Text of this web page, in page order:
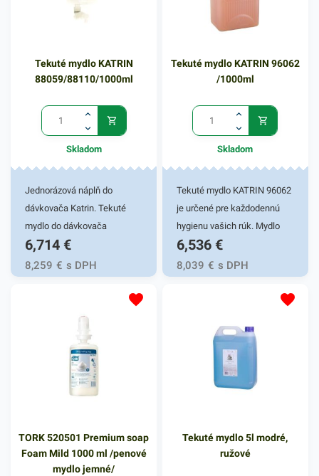
Tekuté mydlo KATRIN
88059/88110/1000ml
Skladom
Jednorázová náplň do
dávkovača Katrin. Tekuté
mydlo do dávkovača
KATRIN. Jemné a účinné
zloženie čistí pokožku rúk
bez podráždenia.
testované.Objem 1 liter
vystačí na 1600 použití.
6,714 €
8,259 € s DPH
Tekuté mydlo KATRIN 96062
/1000ml
Skladom
Tekuté mydlo KATRIN 96062
je určené pre každodennú
hygienu vašich rúk. Mydlo
KATRIN sa vyznačuje svojím
cenovo priaznivým riešením
bežného umývania rúk.
pocit čistej a sviežej
pokožky. Má vyživujúce,
obnovujúce a antibakterálne
zloženie zaisťujúce účinnú
univerzálne dávkovače
mydiel, ktoré zaisťujú
6,536 €
8,039 € s DPH
TORK 520501 Premium soap
Foam Mild 1000 ml /penové
mydlo jemné/
Tekuté mydlo 5l modré,
ružové